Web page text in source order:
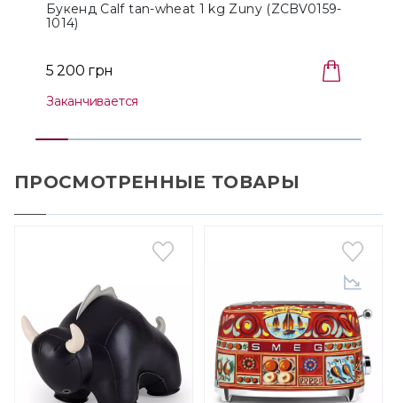
Букенд Сalf tan-wheat 1 kg Zuny (ZCBV0159-
1014)
5 200 грн
Заканчивается
ПРОСМОТРЕННЫЕ ТОВАРЫ